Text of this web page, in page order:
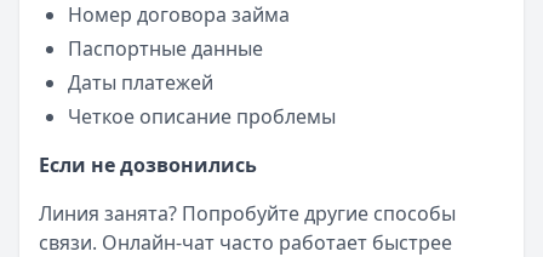
Номер договора займа
Паспортные данные
Даты платежей
Четкое описание проблемы
Если не дозвонились
Линия занята? Попробуйте другие способы
связи. Онлайн-чат часто работает быстрее